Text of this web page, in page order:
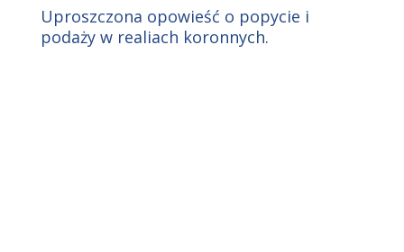
Uproszczona opowieść o popycie i
podaży w realiach koronnych.